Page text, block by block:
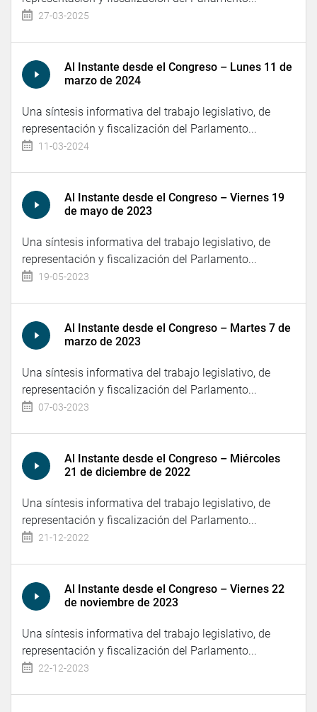
27-03-2025
Al Instante desde el Congreso – Lunes 11 de
marzo de 2024
Una síntesis informativa del trabajo legislativo, de
representación y fiscalización del Parlamento...
11-03-2024
Al Instante desde el Congreso – Viernes 19
de mayo de 2023
Una síntesis informativa del trabajo legislativo, de
representación y fiscalización del Parlamento...
19-05-2023
Al Instante desde el Congreso – Martes 7 de
marzo de 2023
Una síntesis informativa del trabajo legislativo, de
representación y fiscalización del Parlamento...
07-03-2023
Al Instante desde el Congreso – Miércoles
21 de diciembre de 2022
Una síntesis informativa del trabajo legislativo, de
representación y fiscalización del Parlamento...
21-12-2022
Al Instante desde el Congreso – Viernes 22
de noviembre de 2023
Una síntesis informativa del trabajo legislativo, de
representación y fiscalización del Parlamento...
22-12-2023